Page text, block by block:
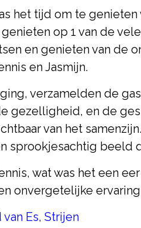
het tijd om te
op 1 van de
en genieten van de
en Jasmijn.
verzamelden de
gezelligheid, en de
van het
sprookjesachtig beeld
wat was het een
onvergetelijke
van Es, Strijen